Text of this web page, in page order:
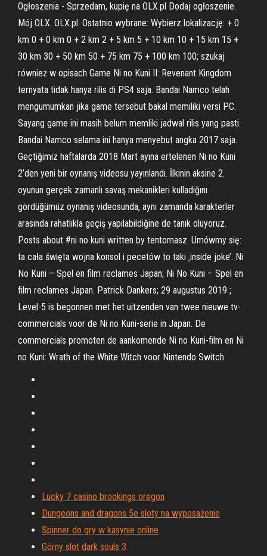
Ogłoszenia - Sprzedam, kupię na OLX.pl Dodaj ogłoszenie.
Mój OLX. OLX.pl. Ostatnio wybrane: Wybierz lokalizację: + 0
km 0 + 0 km 0 + 2 km 2 + 5 km 5 + 10 km 10 + 15 km 15 +
30 km 30 + 50 km 50 + 75 km 75 + 100 km 100; szukaj
również w opisach Game Ni no Kuni II: Revenant Kingdom
ternyata tidak hanya rilis di PS4 saja. Bandai Namco telah
mengumumkan jika game tersebut bakal memiliki versi PC.
Sayang game ini masih belum memliki jadwal rilis yang pasti.
Bandai Namco selama ini hanya menyebut angka 2017 saja.
Geçtiğimiz haftalarda 2018 Mart ayına ertelenen Ni no Kuni
2’den yeni bir oynanış videosu yayınlandı. İlkinin aksine 2.
oyunun gerçek zamanlı savaş mekanikleri kulladığını
gördüğümüz oynanış videosunda, aynı zamanda karakterler
arasında rahatlıkla geçiş yapılabildiğine de tanık oluyoruz.
Posts about #ni no kuni written by tentomasz. Umówmy się:
ta cała święta wojna konsol i pecetów to taki ‚inside joke’. Ni
No Kuni – Spel en film reclames Japan; Ni No Kuni – Spel en
film reclames Japan. Patrick Dankers; 29 augustus 2019 ;
Level-5 is begonnen met het uitzenden van twee nieuwe tv-
commercials voor de Ni no Kuni-serie in Japan. De
commercials promoten de aankomende Ni no Kuni-film en Ni
no Kuni: Wrath of the White Witch voor Nintendo Switch.
Lucky 7 casino brookings oregon
Dungeons and dragons 5e sloty na wyposażenie
Spinner do gry w kasynie online
Górny slot dark souls 3